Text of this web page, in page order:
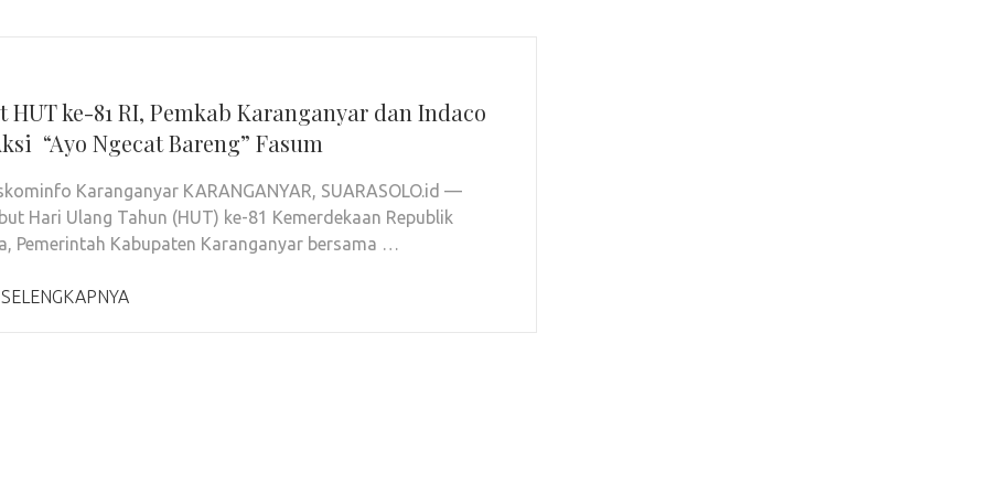
HUT ke-81 RI, Pemkab Karanganyar dan Indaco
“Ayo Ngecat Bareng” Fasum
Karanganyar KARANGANYAR, SUARASOLO.id —
Hari Ulang Tahun (HUT) ke-81 Kemerdekaan Republik
Pemerintah Kabupaten Karanganyar bersama …